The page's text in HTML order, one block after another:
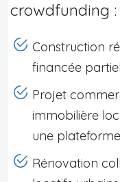
crowdfunding :
Construction
financée
Projet
immobilière
une
Rénovation